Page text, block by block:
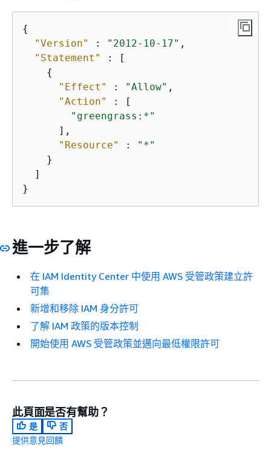
{
"Version"
: "2012-10-17" ,
"Statement"
: [
{
"Effect"
: "Allow" ,
"Action"
: [
"greengrass:*"
      ],
"Resource"
:
"*"
    }
  ]
}
進一步了解
在 IAM Identity Center 中使用 AWS 受管政策建立許
可集
新增和移除 IAM 身分許可
了解 IAM 政策的版本控制
開始使用 AWS 受管政策並邁向最低權限許可
此頁面是否有幫助？
是
否
提供意見回饋